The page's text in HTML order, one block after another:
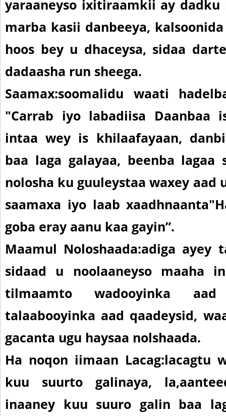
yaraaneyso ixitiraamkii ay dadku
marba kasii danbeeya,
hoos bey u dhaceysa, sidaa
dadaasha run sheega.
Saamax:soomalidu waati
"Carrab iyo labadiisa Daanbaa
intaa wey is khilaafayaan,
baa laga galayaa, beenba lagaa
nolosha ku guuleystaa waxey aad
saamaxa iyo laab xaadhnaanta
goba eray aanu kaa gayin”.
Maamul Noloshaada:adiga ayey
sidaad u noolaaneyso maaha
tilmaamto wadooyinka
talaabooyinka aad qaadeysid,
gacanta ugu haysaa nolshaada.
Ha noqon iimaan Lacag:lacagtu
kuu suurto galinaya,
inaaney kuu suuro galin baa